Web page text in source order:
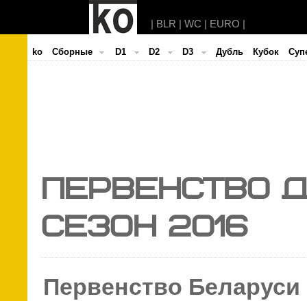
| BLR | WC | EURO |
ko Cборные D1 D2 D3 Дубль Кубок
Первенство
Сезон 2016
Первенство